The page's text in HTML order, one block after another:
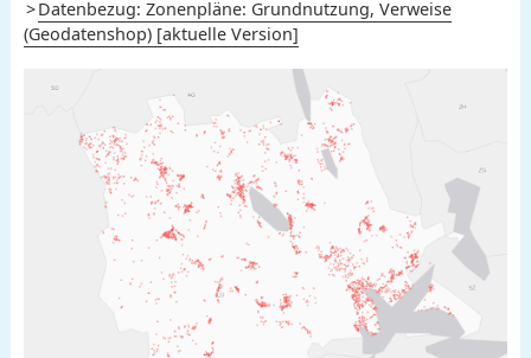
Datenbezug: Zonenpläne: Grundnutzung, Verweise
(Geodatenshop) [aktuelle Version]